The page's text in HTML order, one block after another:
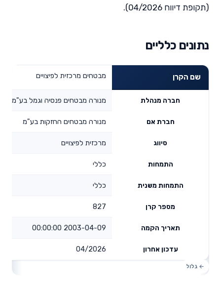
(תקופת דיווח 04/2026).
נתונים כלליים
שם הקרן מבטחים מרכזית לפיצויים
חברה מנהלת מנורה מבטחים פנסיה וגמל בע"מ
חברת אם מנורה מבטחים החזקות בע"מ
סיווג מרכזית לפיצויים
התמחות כללי
התמחות משנית כללי
מספר קרן 827
תאריך הקמה 2003-04-09 00:00:00
עדכון אחרון 04/2026